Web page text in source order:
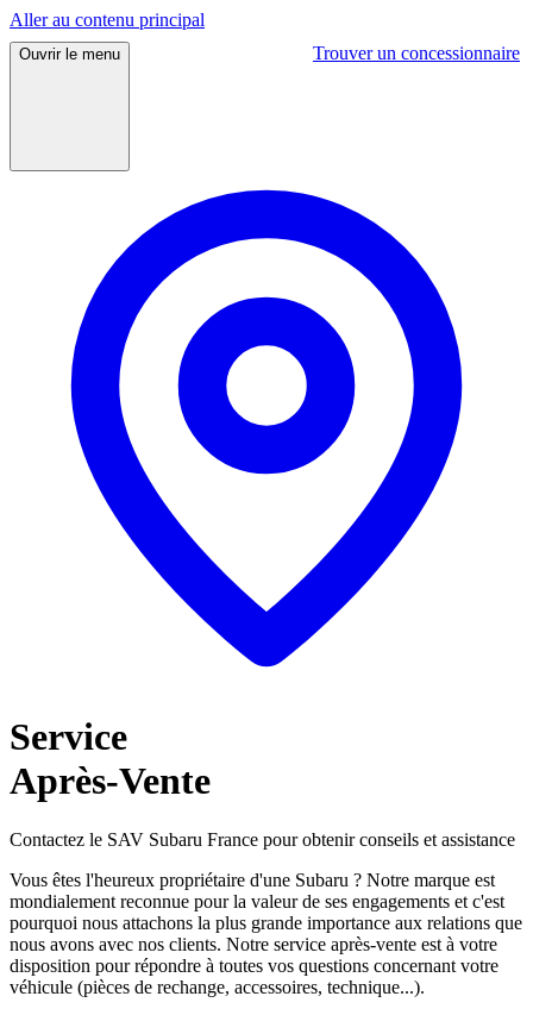
Aller au contenu principal
Ouvrirle menu Trouver un concessionnaire
Service
Après-Vente
Contactez le SAV Subaru France pour obtenir conseils et assistance
Vous êtes l'heureux propriétaire d'une Subaru ? Notre marque est
mondialement reconnue pour la valeur de ses engagements et c'est
pourquoi nous attachons la plus grande importance aux relations que
nous avons avec nos clients. Notre service après-vente est à votre
disposition pour répondre à toutes vos questions concernant votre
véhicule (pièces de rechange, accessoires, technique...).